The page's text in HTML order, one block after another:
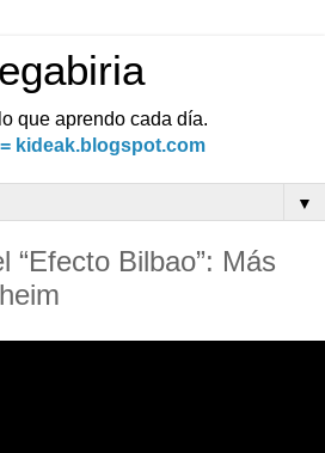
que aprendo cada día.
kideak.blogspot.com
▼
“Efecto Bilbao”: Más